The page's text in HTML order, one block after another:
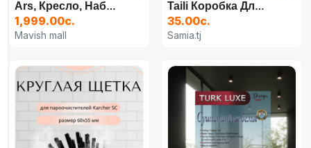
Ars, Кресло, Набор Из 3-Х Предметов. Цвет Бежевый ТУРЕЦКИЙ
1,999.00с.
Mavish mall
Taili Коробка Для Хранения Одежды И Одеяла Под Кроватью Супер Большая | Дом Сад
35.00с.
Samia.tj